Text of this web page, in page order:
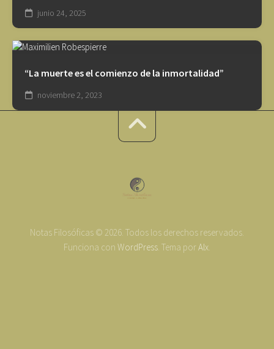
junio 24, 2025
“La muerte es el comienzo de la inmortalidad”
noviembre 2, 2023
Notas Filosóficas © 2026. Todos los derechos reservados.
Funciona con WordPress. Tema porAlx.